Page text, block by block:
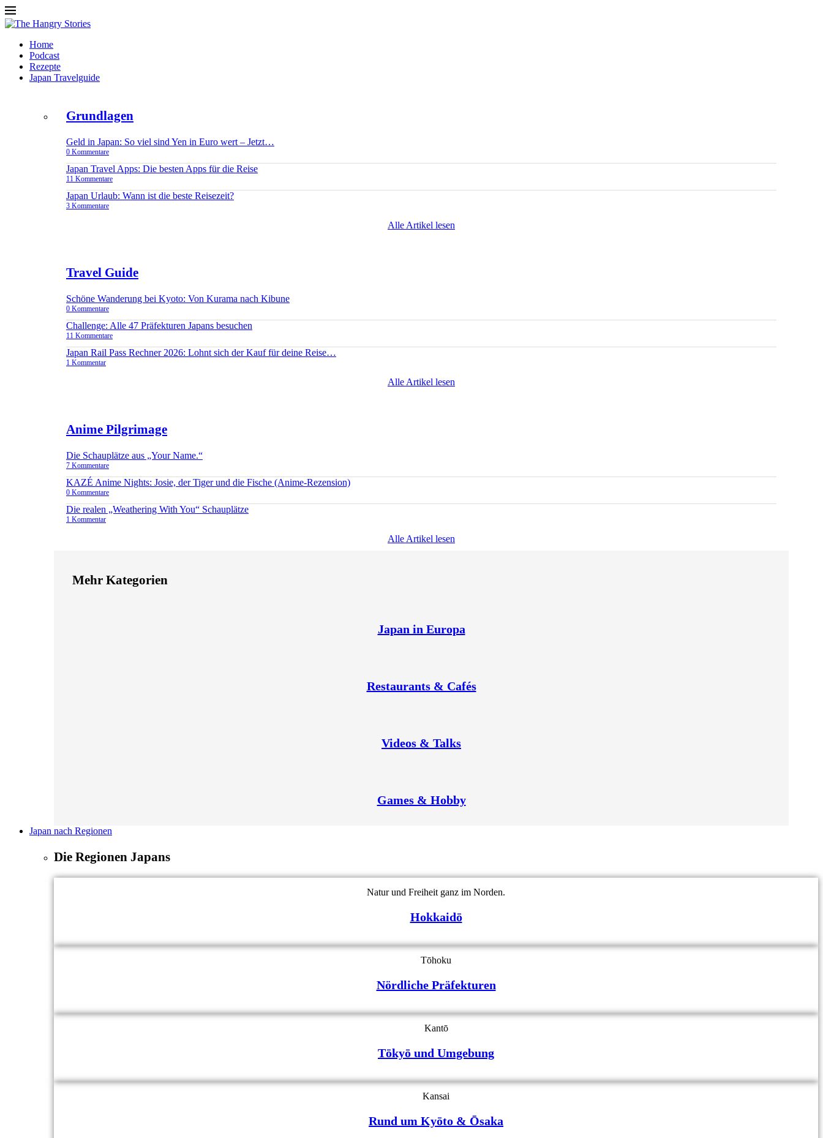
Home
Podcast
Rezepte
Japan Travelguide
Grundlagen
Geld in Japan: So viel sind Yen in Euro wert – Jetzt…
0 Kommentare
Japan Travel Apps: Die besten Apps für die Reise
11 Kommentare
Japan Urlaub: Wann ist die beste Reisezeit?
3 Kommentare
Alle Artikel lesen
Travel Guide
Schöne Wanderung bei Kyoto: Von Kurama nach Kibune
0 Kommentare
Challenge: Alle 47 Präfekturen Japans besuchen
11 Kommentare
Japan Rail Pass Rechner 2026: Lohnt sich der Kauf für deine Reise…
1 Kommentar
Alle Artikel lesen
Anime Pilgrimage
Die Schauplätze aus „Your Name.“
7 Kommentare
KAZÉ Anime Nights: Josie, der Tiger und die Fische (Anime-Rezension)
0 Kommentare
Die realen „Weathering With You“ Schauplätze
1 Kommentar
Alle Artikel lesen
Mehr Kategorien
Japan in Europa
Restaurants & Cafés
Videos & Talks
Games & Hobby
Japan nach Regionen
Die Regionen Japans
Natur und Freiheit ganz im Norden.
Hokkaidō
Tōhoku
Nördliche Präfekturen
Kantō
Tōkyō und Umgebung
Kansai
Rund um Kyōto & Ōsaka